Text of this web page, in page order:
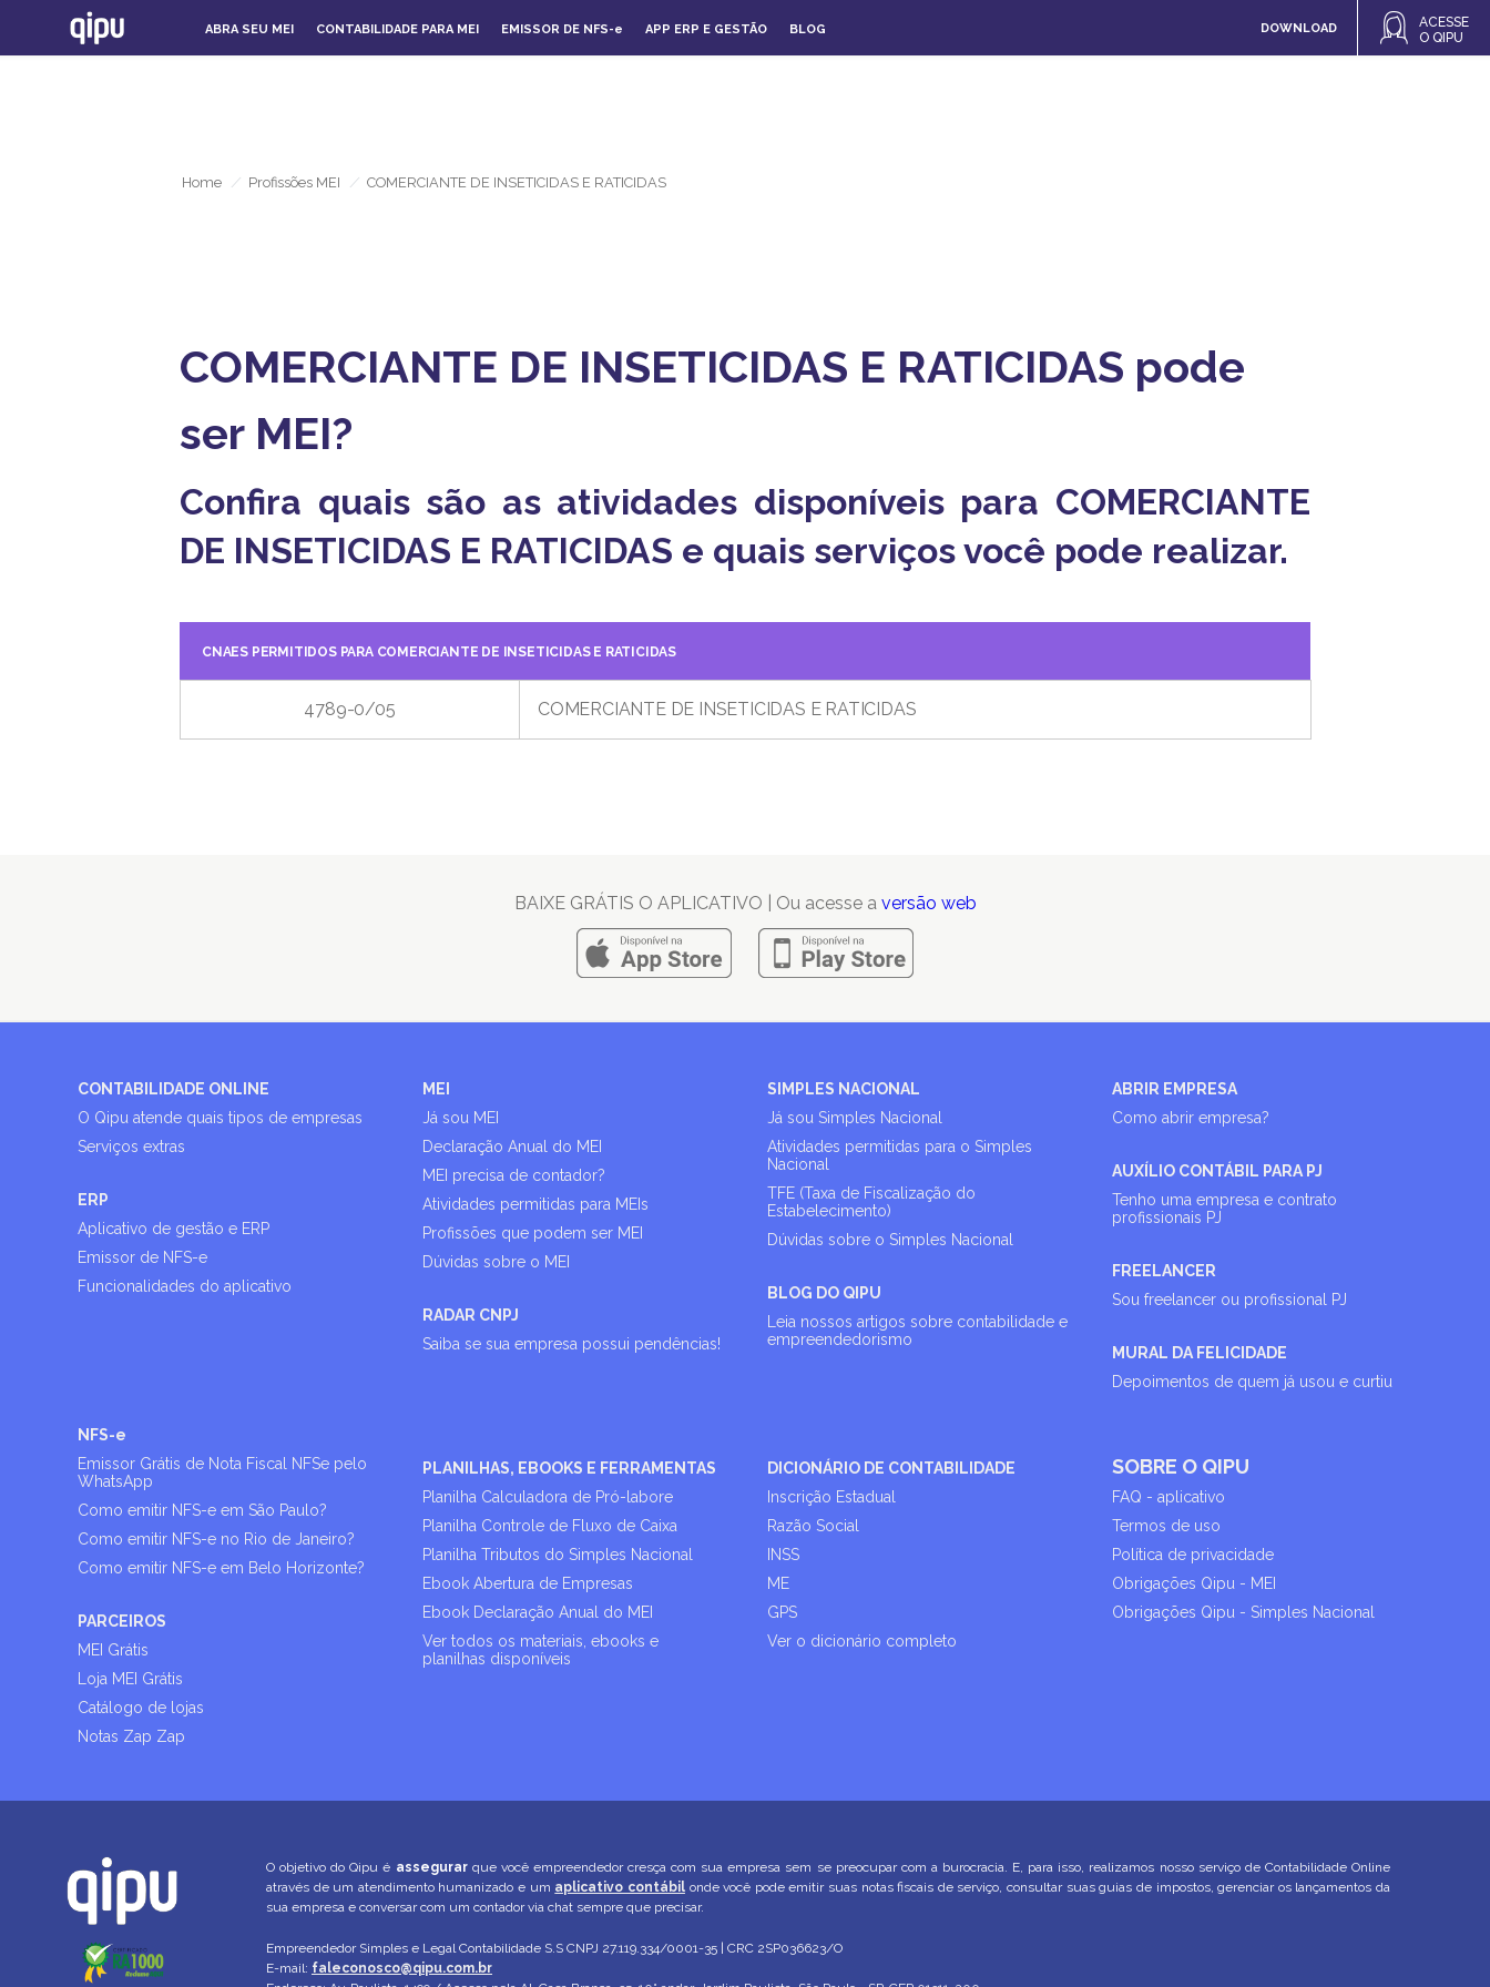
Home / Profissões MEI / COMERCIANTE DE INSETICIDAS E RATICIDAS
ABRA SEU MEI CONTABILIDADE PARA MEI EMISSOR DE NFS-e APP ERP E GESTÃO BLOG DOWNLOAD
ACESSE
O QIPU
COMERCIANTE DE INSETICIDAS E RATICIDAS pode
ser MEI?
Confira quais são as atividades disponíveis para COMERCIANTE
DE INSETICIDAS E RATICIDAS e quais serviços você pode realizar.
CNAES PERMITIDOS PARA COMERCIANTE DE INSETICIDAS E RATICIDAS
4789-0/05 COMERCIANTE DE INSETICIDAS E RATICIDAS
BAIXE GRÁTIS O APLICATIVO | Ou acesse a versão web
CONTABILIDADE ONLINE
O Qipu atende quais tipos de empresas
Serviços extras
ERP
Aplicativo de gestão e ERP
Emissor de NFS-e
Funcionalidades do aplicativo
MEI
Já sou MEI
Declaração Anual do MEI
MEI precisa de contador?
Atividades permitidas para MEIs
Profissões que podem ser MEI
Dúvidas sobre o MEI
RADAR CNPJ
Saiba se sua empresa possui pendências!
SIMPLES NACIONAL
Já sou Simples Nacional
Atividades permitidas para o Simples
Nacional
TFE (Taxa de Fiscalização do
Estabelecimento)
Dúvidas sobre o Simples Nacional
BLOG DO QIPU
Leia nossos artigos sobre contabilidade e
empreendedorismo
ABRIR EMPRESA
Como abrir empresa?
AUXÍLIO CONTÁBIL PARA PJ
Tenho uma empresa e contrato
profissionais PJ
FREELANCER
Sou freelancer ou profissional PJ
MURAL DA FELICIDADE
Depoimentos de quem já usou e curtiu
NFS-e
Emissor Grátis de Nota Fiscal NFSe pelo
WhatsApp
Como emitir NFS-e em São Paulo?
Como emitir NFS-e no Rio de Janeiro?
Como emitir NFS-e em Belo Horizonte?
PARCEIROS
MEI Grátis
Loja MEI Grátis
Catálogo de lojas
Notas Zap Zap
PLANILHAS, EBOOKS E FERRAMENTAS
Planilha Calculadora de Pró-labore
Planilha Controle de Fluxo de Caixa
Planilha Tributos do Simples Nacional
Ebook Abertura de Empresas
Ebook Declaração Anual do MEI
Ver todos os materiais, ebooks e
planilhas disponíveis
DICIONÁRIO DE CONTABILIDADE
Inscrição Estadual
Razão Social
INSS
ME
GPS
Ver o dicionário completo
SOBRE O QIPU
FAQ - aplicativo
Termos de uso
Política de privacidade
Obrigações Qipu - MEI
Obrigações Qipu - Simples Nacional
O objetivo do Qipu é assegurarque você empreendedor cresça com sua empresa sem se preocupar com a burocracia. E, para isso, realizamos nosso serviço de Contabilidade Online
através de um atendimento humanizado e um aplicativo contábilonde você pode emitir suas notas fiscais de serviço, consultar suas guias de impostos, gerenciar os lançamentos da
sua empresa e conversar com um contador via chat sempre que precisar.
Empreendedor Simples e Legal Contabilidade S.S CNPJ 27.119.334/0001-35 | CRC 2SP036623/O
E-mail: faleconosco@qipu.com.br